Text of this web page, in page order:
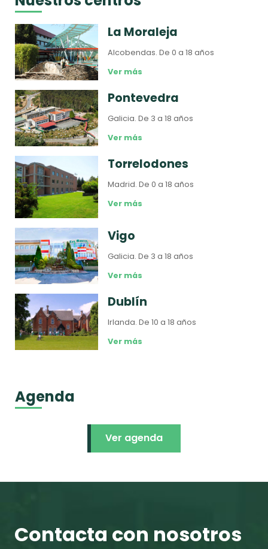
La Moraleja
Alcobendas.De 0 a 18 años
Ver más
Pontevedra
Galicia.De 3 a 18 años
Ver más
Torrelodones
Madrid.De 0 a 18 años
Ver más
Vigo
Galicia.De 3 a 18 años
Ver más
Dublín
Irlanda.De 10 a 18 años
Ver más
Agenda
Ver agenda
Contacta con nosotros